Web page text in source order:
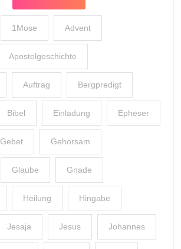
1Mose Advent
Apostelgeschichte
Auftrag Bergpredigt
Bibel Einladung Epheser
Gebet Gehorsam
Glaube Gnade
Heilung Hingabe
Jesaja Jesus Johannes